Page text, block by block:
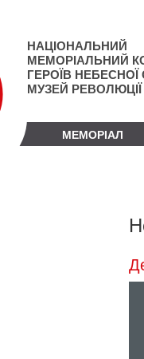
НАЦІОНАЛЬНИЙ
МЕМОРІАЛЬНИЙ
ГЕРОЇВ НЕБЕСНОЇ
МУЗЕЙ РЕВОЛЮЦІЇ
МЕМОРІАЛ